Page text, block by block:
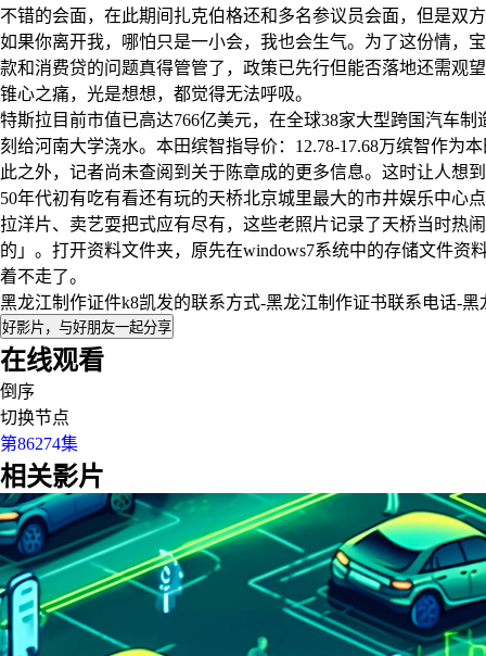
不错的会面，在此期间扎克伯格还和多名参议员会面，但是双
如果你离开我，哪怕只是一小会，我也会生气。为了这份情，
款和消费贷的问题真得管管了，政策已先行但能否落地还需观
锥心之痛，光是想想，都觉得无法呼吸。
特斯拉目前市值已高达766亿美元，在全球38家大型跨国汽车
刻给河南大学浇水。本田缤智指导价：12.78-17.68万缤智作为
此之外，记者尚未查阅到关于陈章成的更多信息。这时让人想
50年代初有吃有看还有玩的天桥北京城里最大的市井娱乐中心
拉洋片、卖艺耍把式应有尽有，这些老照片记录了天桥当时热
的」。打开资料文件夹，原先在windows7系统中的存储文件
着不走了。
黑龙江制作证件k8凯发的联系方式-黑龙江制作证书联系电话-
好影片，与好朋友一起分享
在线观看
倒序
切换节点
第86274集
相关影片